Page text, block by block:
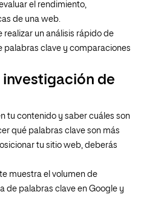
el rendimiento,
de una web.
realizar un análisis rápido de
palabras clave y comparaciones
investigación de
tu contenido y saber cuáles son
qué palabras clave son más
tu sitio web, deberás
muestra el volumen de
de palabras clave en Google y